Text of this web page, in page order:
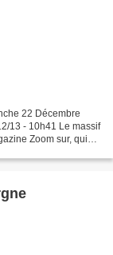
22 Décembre
13 - 10h41 Le massif
Zoom sur, qui